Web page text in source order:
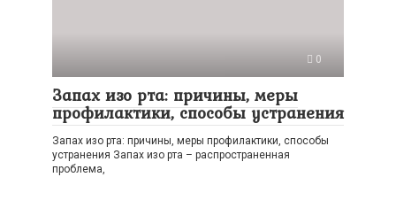
0
Запах изо рта: причины, меры
профилактики, способы устранения
Запах изо рта: причины, меры профилактики, способы
устранения Запах изо рта – распространенная
проблема,